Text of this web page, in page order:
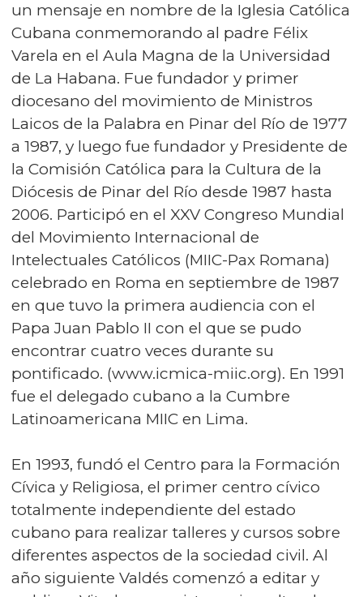
un mensaje en nombre de la Iglesia Católica
Cubana conmemorando al padre Félix
Varela en el Aula Magna de la Universidad
de La Habana. Fue fundador y primer
diocesano del movimiento de Ministros
Laicos de la Palabra en Pinar del Río de 1977
a 1987, y luego fue fundador y Presidente de
la Comisión Católica para la Cultura de la
Diócesis de Pinar del Río desde 1987 hasta
2006. Participó en el XXV Congreso Mundial
del Movimiento Internacional de
Intelectuales Católicos (MIIC-Pax Romana)
celebrado en Roma en septiembre de 1987
en que tuvo la primera audiencia con el
Papa Juan Pablo II con el que se pudo
encontrar cuatro veces durante su
pontificado. (www.icmica-miic.org). En 1991
fue el delegado cubano a la Cumbre
Latinoamericana MIIC en Lima.
En 1993, fundó el Centro para la Formación
Cívica y Religiosa, el primer centro cívico
totalmente independiente del estado
cubano para realizar talleres y cursos sobre
diferentes aspectos de la sociedad civil. Al
año siguiente Valdés comenzó a editar y